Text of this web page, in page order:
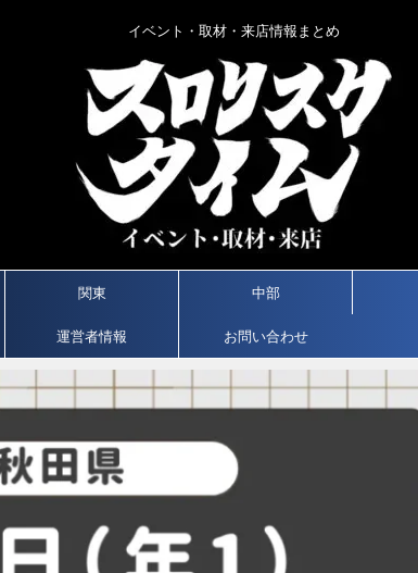
イベント・取材・来店情報まとめ
関東 中部
運営者情報 お問い合わせ